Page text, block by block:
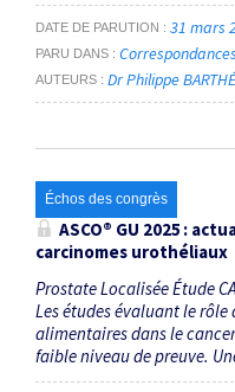
DATE DE PARUTION 31 mars
PARU DANS
AUTEURS Dr Philippe
Échos des congrès
ASCO® GU 2025 :
carcinomes urothéliaux
Prostate Localisée Étude
Les études évaluant le
alimentaires dans le
faible niveau de preuve.